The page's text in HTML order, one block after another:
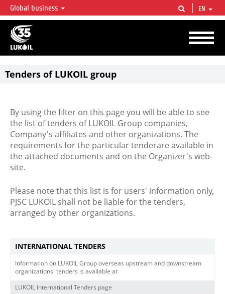
LUKOIL OVERVIEW
LUKOIL is one of the largest oil & gas vertical integrated companies in the world
accounting for over 2% of crude production and circa 1% of proved hydrocarbon
reserves globally.
Global business EN
Tenders of LUKOIL group
By using the filter on this page you will be able to see
the list of tenders of LUKOIL Group companies,
Company's affiliates and other organizations. The
requirements for the particular tenderare available in
the attached documents and on the Organizer's web-
site.
Please note that this list is for users' information only,
PJSC LUKOIL shall not be liable for the tenders,
arranged by other organizations.
INTERNATIONAL TENDERS
Information on LUKOIL Group overseas upstream and downstream
organizations' tenders is available at
LUKOIL International Tenders page